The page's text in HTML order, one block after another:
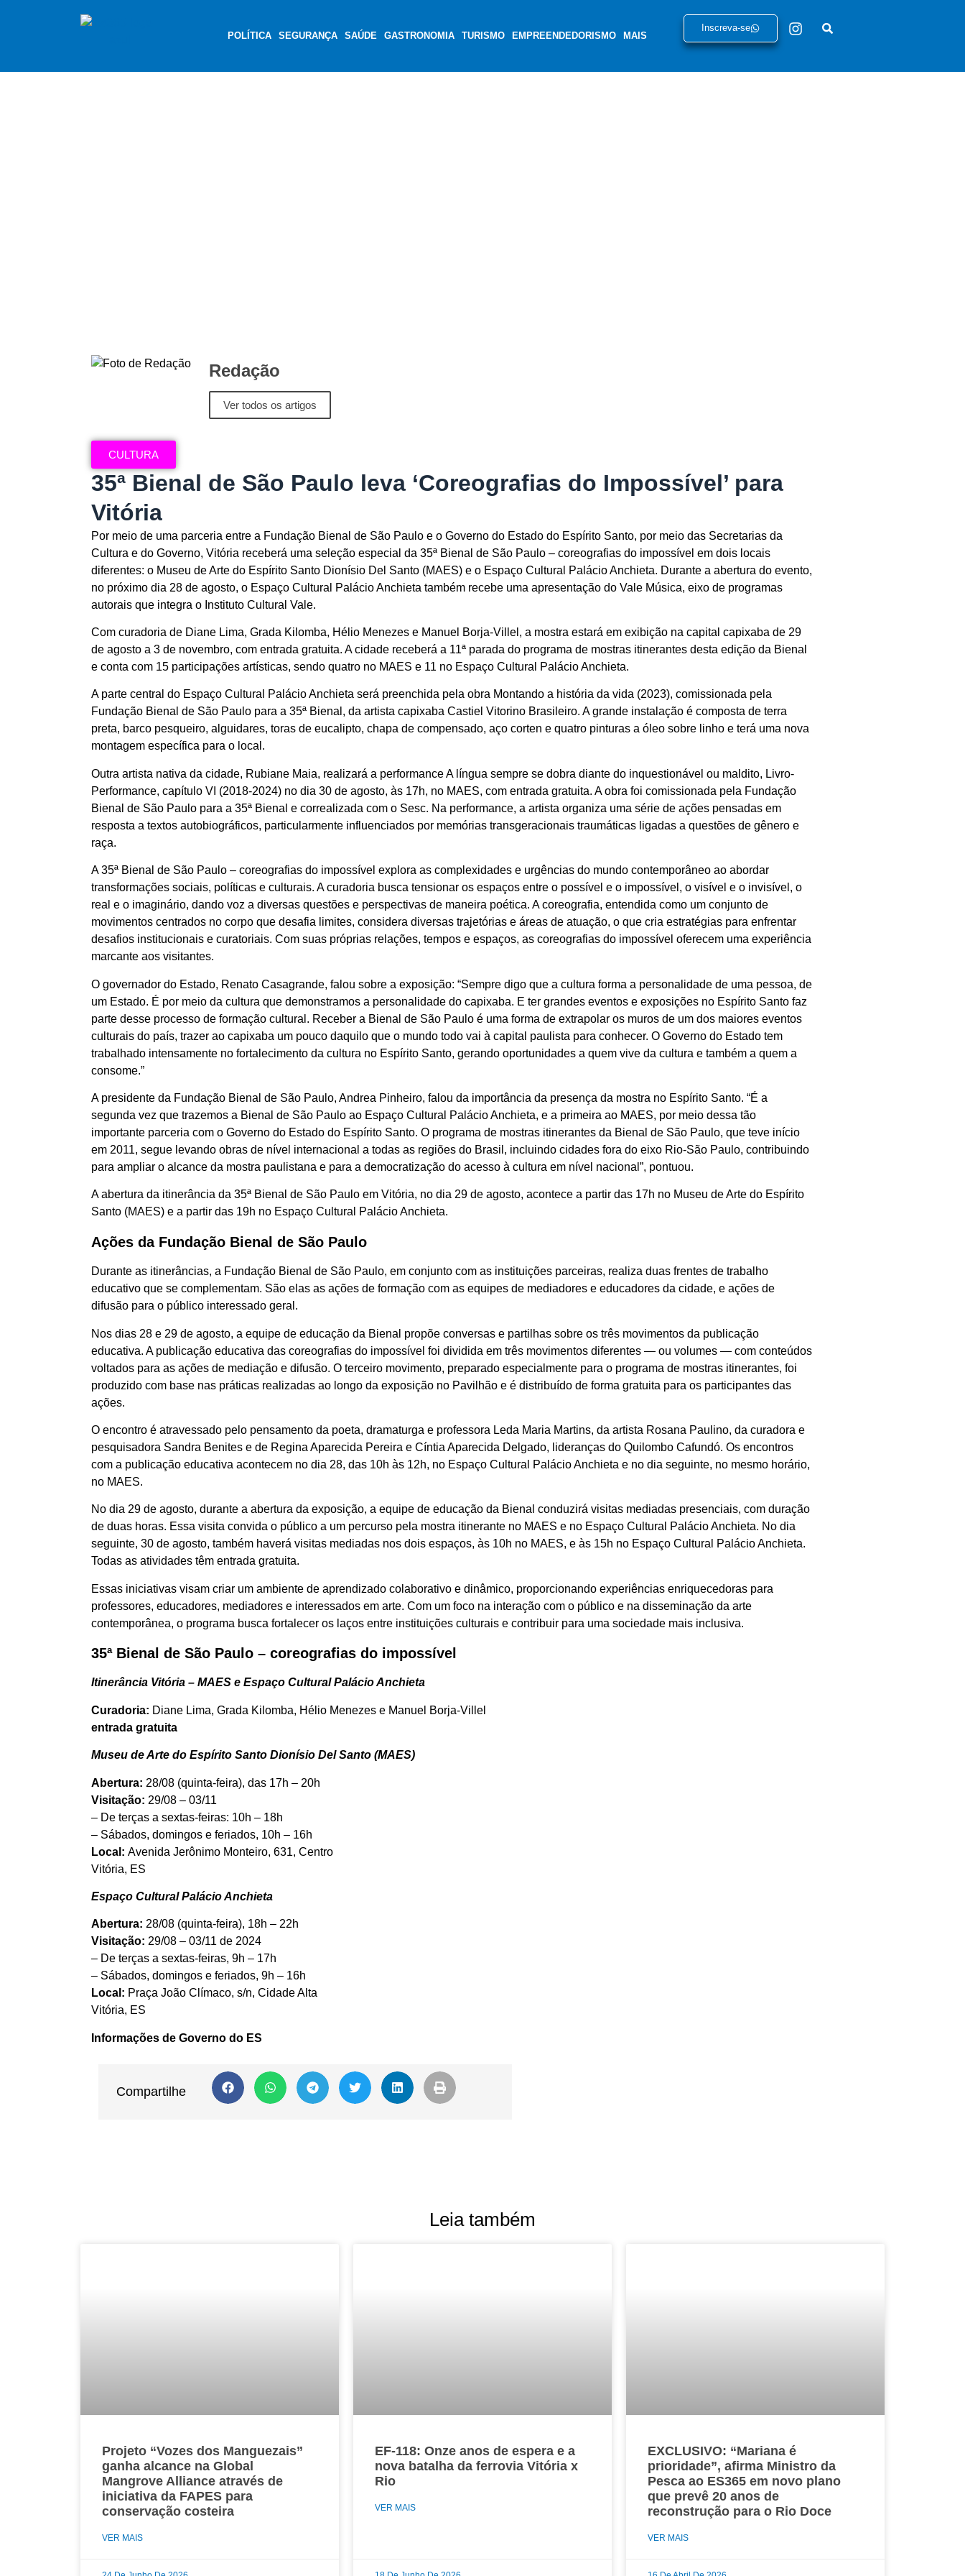
POLÍTICA SEGURANÇA SAÚDE GASTRONOMIA TURISMO EMPREENDEDORISMO MAIS
Inscreva-se
Redação
Ver todos os artigos
CULTURA
35ª Bienal de São Paulo leva ‘Coreografias do Impossível’ para
Vitória
Por meio de uma parceria entre a Fundação Bienal de São Paulo e o Governo do Estado do Espírito Santo, por meio das Secretarias da
Cultura e do Governo, Vitória receberá uma seleção especial da 35ª Bienal de São Paulo – coreografias do impossível em dois locais
diferentes: o Museu de Arte do Espírito Santo Dionísio Del Santo (MAES) e o Espaço Cultural Palácio Anchieta. Durante a abertura do evento,
no próximo dia 28 de agosto, o Espaço Cultural Palácio Anchieta também recebe uma apresentação do Vale Música, eixo de programas
autorais que integra o Instituto Cultural Vale.
Com curadoria de Diane Lima, Grada Kilomba, Hélio Menezes e Manuel Borja-Villel, a mostra estará em exibição na capital capixaba de 29
de agosto a 3 de novembro, com entrada gratuita. A cidade receberá a 11ª parada do programa de mostras itinerantes desta edição da Bienal
e conta com 15 participações artísticas, sendo quatro no MAES e 11 no Espaço Cultural Palácio Anchieta.
A parte central do Espaço Cultural Palácio Anchieta será preenchida pela obra Montando a história da vida (2023), comissionada pela
Fundação Bienal de São Paulo para a 35ª Bienal, da artista capixaba Castiel Vitorino Brasileiro. A grande instalação é composta de terra
preta, barco pesqueiro, alguidares, toras de eucalipto, chapa de compensado, aço corten e quatro pinturas a óleo sobre linho e terá uma nova
montagem específica para o local.
Outra artista nativa da cidade, Rubiane Maia, realizará a performance A língua sempre se dobra diante do inquestionável ou maldito, Livro-
Performance, capítulo VI (2018-2024) no dia 30 de agosto, às 17h, no MAES, com entrada gratuita. A obra foi comissionada pela Fundação
Bienal de São Paulo para a 35ª Bienal e correalizada com o Sesc. Na performance, a artista organiza uma série de ações pensadas em
resposta a textos autobiográficos, particularmente influenciados por memórias transgeracionais traumáticas ligadas a questões de gênero e
raça.
A 35ª Bienal de São Paulo – coreografias do impossível explora as complexidades e urgências do mundo contemporâneo ao abordar
transformações sociais, políticas e culturais. A curadoria busca tensionar os espaços entre o possível e o impossível, o visível e o invisível, o
real e o imaginário, dando voz a diversas questões e perspectivas de maneira poética. A coreografia, entendida como um conjunto de
movimentos centrados no corpo que desafia limites, considera diversas trajetórias e áreas de atuação, o que cria estratégias para enfrentar
desafios institucionais e curatoriais. Com suas próprias relações, tempos e espaços, as coreografias do impossível oferecem uma experiência
marcante aos visitantes.
O governador do Estado, Renato Casagrande, falou sobre a exposição: “Sempre digo que a cultura forma a personalidade de uma pessoa, de
um Estado. É por meio da cultura que demonstramos a personalidade do capixaba. E ter grandes eventos e exposições no Espírito Santo faz
parte desse processo de formação cultural. Receber a Bienal de São Paulo é uma forma de extrapolar os muros de um dos maiores eventos
culturais do país, trazer ao capixaba um pouco daquilo que o mundo todo vai à capital paulista para conhecer. O Governo do Estado tem
trabalhado intensamente no fortalecimento da cultura no Espírito Santo, gerando oportunidades a quem vive da cultura e também a quem a
consome.”
A presidente da Fundação Bienal de São Paulo, Andrea Pinheiro, falou da importância da presença da mostra no Espírito Santo. “É a
segunda vez que trazemos a Bienal de São Paulo ao Espaço Cultural Palácio Anchieta, e a primeira ao MAES, por meio dessa tão
importante parceria com o Governo do Estado do Espírito Santo. O programa de mostras itinerantes da Bienal de São Paulo, que teve início
em 2011, segue levando obras de nível internacional a todas as regiões do Brasil, incluindo cidades fora do eixo Rio-São Paulo, contribuindo
para ampliar o alcance da mostra paulistana e para a democratização do acesso à cultura em nível nacional”, pontuou.
A abertura da itinerância da 35ª Bienal de São Paulo em Vitória, no dia 29 de agosto, acontece a partir das 17h no Museu de Arte do Espírito
Santo (MAES) e a partir das 19h no Espaço Cultural Palácio Anchieta.
Ações da Fundação Bienal de São Paulo
Durante as itinerâncias, a Fundação Bienal de São Paulo, em conjunto com as instituições parceiras, realiza duas frentes de trabalho
educativo que se complementam. São elas as ações de formação com as equipes de mediadores e educadores da cidade, e ações de
difusão para o público interessado geral.
Nos dias 28 e 29 de agosto, a equipe de educação da Bienal propõe conversas e partilhas sobre os três movimentos da publicação
educativa. A publicação educativa das coreografias do impossível foi dividida em três movimentos diferentes — ou volumes — com conteúdos
voltados para as ações de mediação e difusão. O terceiro movimento, preparado especialmente para o programa de mostras itinerantes, foi
produzido com base nas práticas realizadas ao longo da exposição no Pavilhão e é distribuído de forma gratuita para os participantes das
ações.
O encontro é atravessado pelo pensamento da poeta, dramaturga e professora Leda Maria Martins, da artista Rosana Paulino, da curadora e
pesquisadora Sandra Benites e de Regina Aparecida Pereira e Cíntia Aparecida Delgado, lideranças do Quilombo Cafundó. Os encontros
com a publicação educativa acontecem no dia 28, das 10h às 12h, no Espaço Cultural Palácio Anchieta e no dia seguinte, no mesmo horário,
no MAES.
No dia 29 de agosto, durante a abertura da exposição, a equipe de educação da Bienal conduzirá visitas mediadas presenciais, com duração
de duas horas. Essa visita convida o público a um percurso pela mostra itinerante no MAES e no Espaço Cultural Palácio Anchieta. No dia
seguinte, 30 de agosto, também haverá visitas mediadas nos dois espaços, às 10h no MAES, e às 15h no Espaço Cultural Palácio Anchieta.
Todas as atividades têm entrada gratuita.
Essas iniciativas visam criar um ambiente de aprendizado colaborativo e dinâmico, proporcionando experiências enriquecedoras para
professores, educadores, mediadores e interessados em arte. Com um foco na interação com o público e na disseminação da arte
contemporânea, o programa busca fortalecer os laços entre instituições culturais e contribuir para uma sociedade mais inclusiva.
35ª Bienal de São Paulo – coreografias do impossível
Itinerância Vitória – MAES e Espaço Cultural Palácio Anchieta
Curadoria: Diane Lima, Grada Kilomba, Hélio Menezes e Manuel Borja-Villel
entrada gratuita
Museu de Arte do Espírito Santo Dionísio Del Santo (MAES)
Abertura: 28/08 (quinta-feira), das 17h – 20h
Visitação: 29/08 – 03/11
– De terças a sextas-feiras: 10h – 18h
– Sábados, domingos e feriados, 10h – 16h
Local: Avenida Jerônimo Monteiro, 631, Centro
Vitória, ES
Espaço Cultural Palácio Anchieta
Abertura: 28/08 (quinta-feira), 18h – 22h
Visitação: 29/08 – 03/11 de 2024
– De terças a sextas-feiras, 9h – 17h
– Sábados, domingos e feriados, 9h – 16h
Local: Praça João Clímaco, s/n, Cidade Alta
Vitória, ES
Informações de Governo do ES
Compartilhe
Leia também
Projeto “Vozes dos Manguezais”
ganha alcance na Global
Mangrove Alliance através de
iniciativa da FAPES para
conservação costeira
VER MAIS
EF-118: Onze anos de espera e a
nova batalha da ferrovia Vitória x
Rio
VER MAIS
EXCLUSIVO: “Mariana é
prioridade”, afirma Ministro da
Pesca ao ES365 em novo plano
que prevê 20 anos de
reconstrução para o Rio Doce
VER MAIS